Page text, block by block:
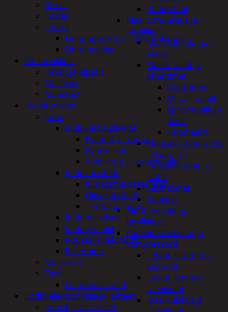
Putkipihdit
Maalit, muuraus ja
tarvikkeet
Maalikaukalot ja -
astiat
Maalit, lakat ja
ohentimet
Liuottimet
Metallimaalit
Spraymaalit ja
-lakat
Talomaalit
Muuraus, tapetointi
ja laatoitus
Pensselit telat ja
lastat
Sekoittimet
Suojaus
Muut työkalut ja
tarvikkeet
Paineilmatyökalut ja
kompressorit
Letkut, liittimet ja
pistoolit
Letkut ja muut
tarvikkeet
Maaliruiskut ja
Kissat
Koirat
Linnut
Linnunpöntöt ja ruokintalaudat
Linnunruoka
Elintarvikkeet
Keksit ja piparit
Makeiset
Mausteet
Kausituotteet
Joulu
Joulu- ja kausivalot
Eläimet ja tontut
Kyntteliköt
Valoketjut ja kuusenvalot
Joulukoristeet
Kranssit ja asetelmat
Oksakoristeet
Tontut ja muut
Joulumakeiset
Joulutekstiilit
Kuuset ja valopuut
Paketointi
Marjastus
Talvi
Lumityövälineet
Kodin elektroniikka ja laitteet
Imurit ja tarvikkeet